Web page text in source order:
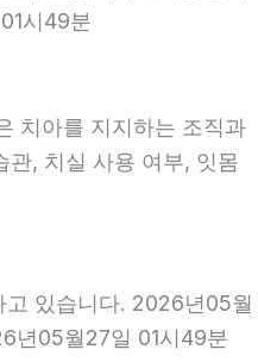
시49분
치아를 지지하는 조직과
관, 치실 사용 여부, 잇몸
있습니다. 2026년05월
년05월27일 01시49분